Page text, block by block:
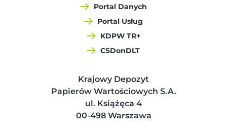
Portal Danych
Portal Usług
KDPW TR+
CSDonDLT
Krajowy Depozyt
Papierów Wartościowych S.A.
ul. Książęca 4
00-498 Warszawa